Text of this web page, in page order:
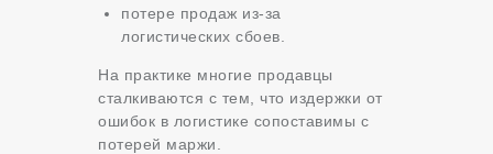
потере продаж из-за
логистических сбоев.
На практике многие продавцы
сталкиваются с тем, что издержки от
ошибок в логистике сопоставимы с
потерей маржи.